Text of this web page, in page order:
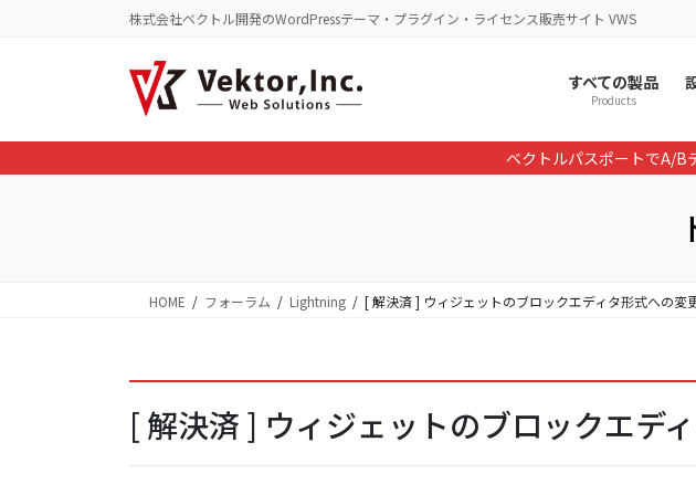
に
移
ョ
ン
株式会社ベクトル開発のWordPressテーマ・プラグイン・ライセンス販売サイト VWS
すべての製品
Products
ベクトルパスポートでA/B
HOME フォーラム Lightning [ 解決済 ] ウィジェットのブロックエディタ形式への変
[ 解決済 ] ウィジェットのブロックエデ